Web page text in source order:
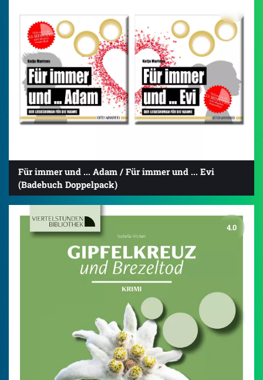
Für immer und ... Adam / Für immer und ... Evi
(Badebuch Doppelpack)
4.0